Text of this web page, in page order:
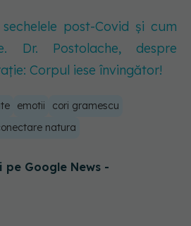
post-Covid și cum
Dr. Postolache, despre
Corpul iese învingător!
emotii
cori gramescu
natura
pe Google News -